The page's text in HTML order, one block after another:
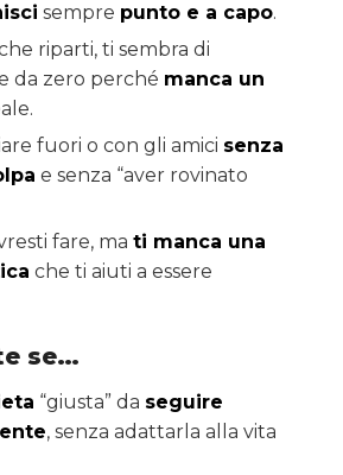
sempre punto e a capo.
riparti, ti sembra di
da zero perché manca un
fuori o con gli amici senza
e senza “aver rovinato
fare, ma ti manca una
che ti aiuti a essere
se…
“giusta” da seguire
, senza adattarla alla vita